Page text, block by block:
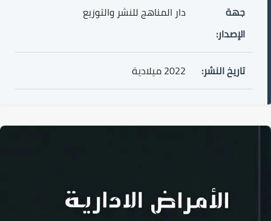
جهة
الإصدار:
دار المناهج للنشر والتوزيع
تاريخ النشر: 2022 ميلادية